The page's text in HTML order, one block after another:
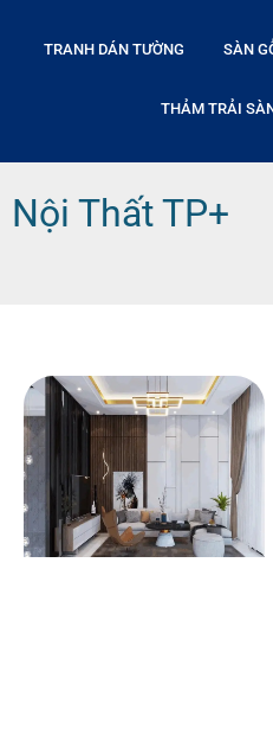
TRANH DÁN TƯỜNG SÀN
THẢM TRẢI
Nội Thất TP+